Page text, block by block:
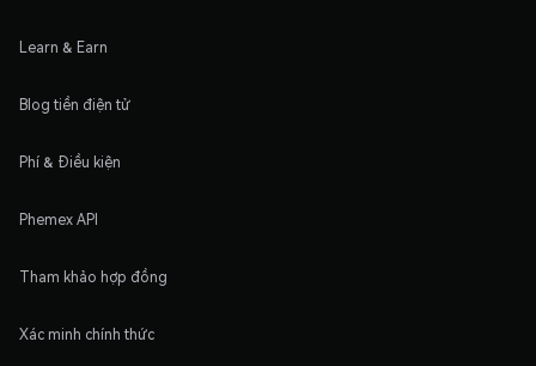
Learn & Earn
Blog tiền điện tử
Phí & Điều kiện
Phemex API
Tham khảo hợp đồng
Xác minh chính thức